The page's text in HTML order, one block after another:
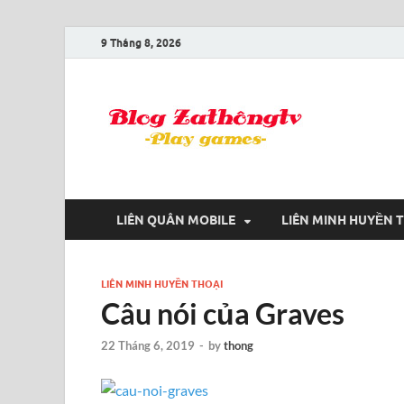
9 Tháng 8, 2026
LIÊN QUÂN MOBILE LIÊN MINH HUYỀN
LIÊN MINH HUYỀN THOẠI
Câu nói của Graves
22 Tháng 6, 2019 - bythong